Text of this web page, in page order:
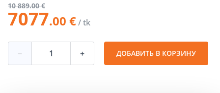
10 889.00 €
7077.00 €/ tk
− + ДОБАВИТЬ В КОРЗИНУ